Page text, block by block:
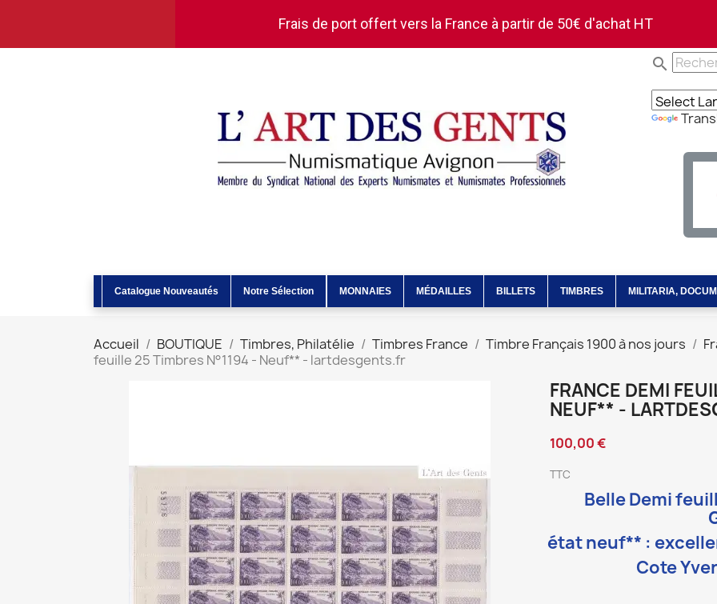
Frais de port offert vers la France à partir de 50€ d'achat HT
search
Catalogue Nouveautés Notre Sélection MONNAIES MÉDAILLES BILLETS TIMBRES MILITARIA,
Accueil BOUTIQUE Timbres, Philatélie Timbres France Timbre Français 1900 à nos jours
feuille 25 Timbres N°1194 - Neuf** - lartdesgents.fr
FRANCE DEMI
NEUF** -
100,00 €
TTC
Belle Demi
état neuf** :
Cote